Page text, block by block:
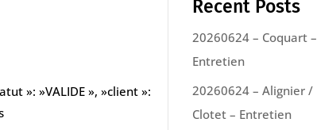
»: »VALIDE », »client »:
Recent Posts
20260624 – Coquart –
Entretien
20260624 – Alignier /
Clotet – Entretien